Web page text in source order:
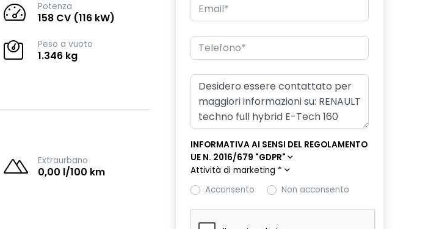
Potenza
158 CV (116 kW)
Peso a vuoto
1.346 kg
Extraurbano
0,00 l/100 km
INFORMATIVA AI SENSI DEL REGOLAMENTO
UE N. 2016/679 "GDPR"
Attività di marketing *
Acconsento
Non acconsento